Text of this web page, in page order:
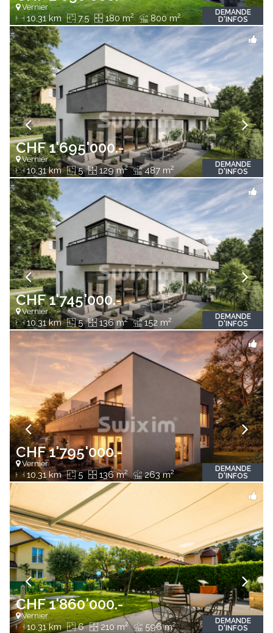
Vernier
10.31 km 7.5 180 m2 800 m2
DEMANDE
D'INFOS
CHF 1'695'000.-
Vernier
10.31 km 5 129 m2 487 m2
DEMANDE
D'INFOS
CHF 1'745'000.-
Vernier
10.31 km 5 136 m2 152 m2
DEMANDE
D'INFOS
CHF 1'795'000.-
Vernier
10.31 km 5 136 m2 263 m2
DEMANDE
D'INFOS
CHF 1'860'000.-
Vernier
10.31 km 6 210 m2 596 m2
DEMANDE
D'INFOS